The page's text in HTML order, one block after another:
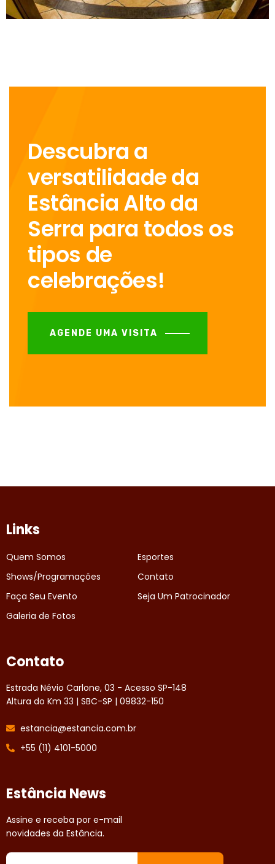
Descubra a
versatilidade da
Estância Alto da
Serra para todos os
tipos de
celebrações!
AGENDE UMA VISITA
Links
Quem Somos
Shows/Programações
Faça Seu Evento
Galeria de Fotos
Esportes
Contato
Seja Um Patrocinador
Contato
Estrada Névio Carlone, 03 - Acesso SP-148
Altura do Km 33 | SBC-SP | 09832-150
estancia@estancia.com.br
+55 (11) 4101-5000
Estância News
Assine e receba por e-mail
novidades da Estância.